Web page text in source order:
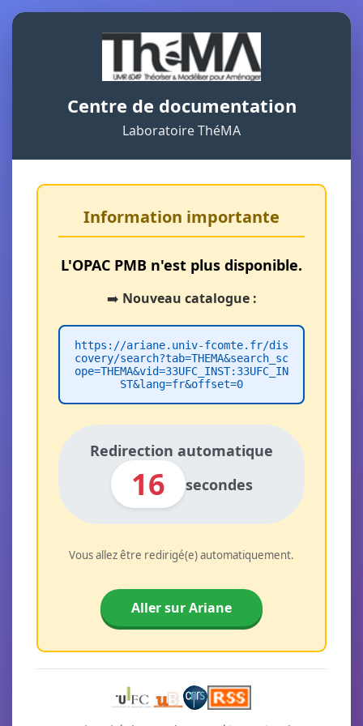
Centre de documentation
Laboratoire ThéMA
Information importante
L'OPAC PMB n'est plus disponible.
➡️ Nouveau catalogue :
https://ariane.univ-fcomte.fr/dis
covery/search?tab=THEMA&search_sc
ope=THEMA&vid=33UFC_INST:33UFC_IN
ST&lang=fr&offset=0
Redirection automatique
16 secondes
Vous allez être redirigé(e) automatiquement.
Aller sur Ariane